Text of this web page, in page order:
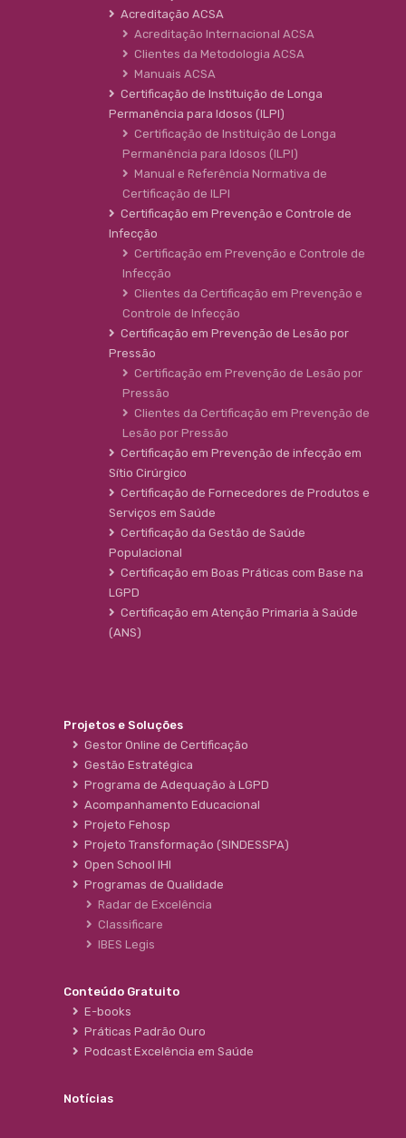
Acreditação ACSA
Acreditação Internacional ACSA
Clientes da Metodologia ACSA
Manuais ACSA
Certificação de Instituição de Longa
Permanência para Idosos (ILPI)
Certificação de Instituição de Longa
Permanência para Idosos (ILPI)
Manual e Referência Normativa de
Certificação de ILPI
Certificação em Prevenção e Controle de
Infecção
Certificação em Prevenção e Controle de
Infecção
Clientes da Certificação em Prevenção e
Controle de Infecção
Certificação em Prevenção de Lesão por
Pressão
Certificação em Prevenção de Lesão por
Pressão
Clientes da Certificação em Prevenção de
Lesão por Pressão
Certificação em Prevenção de infecção em
Sítio Cirúrgico
Certificação de Fornecedores de Produtos e
Serviços em Saúde
Certificação da Gestão de Saúde
Populacional
Certificação em Boas Práticas com Base na
LGPD
Certificação em Atenção Primaria à Saúde
(ANS)
Projetos e Soluções
Gestor Online de Certificação
Gestão Estratégica
Programa de Adequação à LGPD
Acompanhamento Educacional
Projeto Fehosp
Projeto Transformação (SINDESSPA)
Open School IHI
Programas de Qualidade
Radar de Excelência
Classificare
IBES Legis
Conteúdo Gratuito
E-books
Práticas Padrão Ouro
Podcast Excelência em Saúde
Notícias